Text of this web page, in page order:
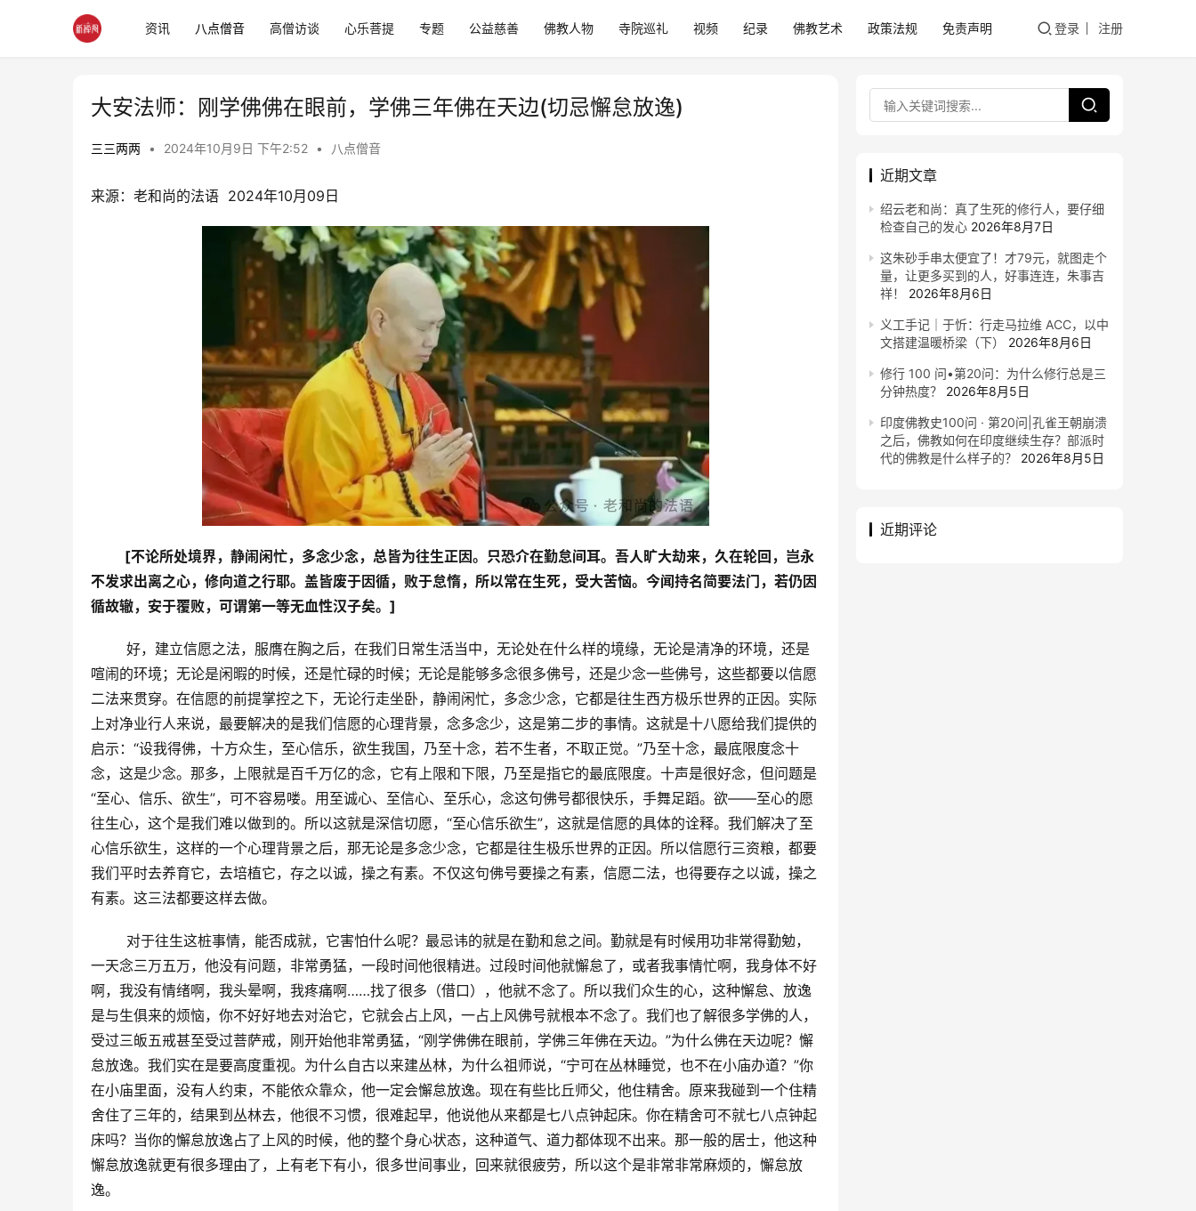
资讯 八点僧音 高僧访谈 心乐菩提 专题 公益慈善 佛教人物 寺院巡礼 视频 纪录 佛教艺术 政策法规 免责声明 登录 注册
大安法师：刚学佛佛在眼前，学佛三年佛在天边(切忌懈怠放逸)
三三两两 • 2024年10月9日 下午2:52 • 八点僧音
来源：老和尚的法语  2024年10月09日
[不论所处境界，静闹闲忙，多念少念，总皆为往生正因。只恐介在勤怠间耳。吾人旷大劫来，久在轮回，岂永
不发求出离之心，修向道之行耶。盖皆废于因循，败于怠惰，所以常在生死，受大苦恼。今闻持名简要法门，若仍因
循故辙，安于覆败，可谓第一等无血性汉子矣。]
好，建立信愿之法，服膺在胸之后，在我们日常生活当中，无论处在什么样的境缘，无论是清净的环境，还是
喧闹的环境；无论是闲暇的时候，还是忙碌的时候；无论是能够多念很多佛号，还是少念一些佛号，这些都要以信愿
二法来贯穿。在信愿的前提掌控之下，无论行走坐卧，静闹闲忙，多念少念，它都是往生西方极乐世界的正因。实际
上对净业行人来说，最要解决的是我们信愿的心理背景，念多念少，这是第二步的事情。这就是十八愿给我们提供的
启示：“设我得佛，十方众生，至心信乐，欲生我国，乃至十念，若不生者，不取正觉。”乃至十念，最底限度念十
念，这是少念。那多，上限就是百千万亿的念，它有上限和下限，乃至是指它的最底限度。十声是很好念，但问题是
“至心、信乐、欲生”，可不容易喽。用至诚心、至信心、至乐心，念这句佛号都很快乐，手舞足蹈。欲——至心的愿
往生心，这个是我们难以做到的。所以这就是深信切愿，“至心信乐欲生”，这就是信愿的具体的诠释。我们解决了至
心信乐欲生，这样的一个心理背景之后，那无论是多念少念，它都是往生极乐世界的正因。所以信愿行三资粮，都要
我们平时去养育它，去培植它，存之以诚，操之有素。不仅这句佛号要操之有素，信愿二法，也得要存之以诚，操之
有素。这三法都要这样去做。
对于往生这桩事情，能否成就，它害怕什么呢？最忌讳的就是在勤和怠之间。勤就是有时候用功非常得勤勉，
一天念三万五万，他没有问题，非常勇猛，一段时间他很精进。过段时间他就懈怠了，或者我事情忙啊，我身体不好
啊，我没有情绪啊，我头晕啊，我疼痛啊……找了很多（借口），他就不念了。所以我们众生的心，这种懈怠、放逸
是与生俱来的烦恼，你不好好地去对治它，它就会占上风，一占上风佛号就根本不念了。我们也了解很多学佛的人，
受过三皈五戒甚至受过菩萨戒，刚开始他非常勇猛，“刚学佛佛在眼前，学佛三年佛在天边。”为什么佛在天边呢？懈
怠放逸。我们实在是要高度重视。为什么自古以来建丛林，为什么祖师说，“宁可在丛林睡觉，也不在小庙办道？”你
在小庙里面，没有人约束，不能依众靠众，他一定会懈怠放逸。现在有些比丘师父，他住精舍。原来我碰到一个住精
舍住了三年的，结果到丛林去，他很不习惯，很难起早，他说他从来都是七八点钟起床。你在精舍可不就七八点钟起
床吗？当你的懈怠放逸占了上风的时候，他的整个身心状态，这种道气、道力都体现不出来。那一般的居士，他这种
懈怠放逸就更有很多理由了，上有老下有小，很多世间事业，回来就很疲劳，所以这个是非常非常麻烦的，懈怠放
逸。
近期文章
绍云老和尚：真了生死的修行人，要仔细
检查自己的发心 2026年8月7日
这朱砂手串太便宜了！才79元，就图走个
量，让更多买到的人，好事连连，朱事吉
祥！
2026年8月6日
义工手记｜于忻：行走马拉维 ACC，以中
文搭建温暖桥梁（下）
2026年8月6日
修行 100 问•第20问：为什么修行总是三
分钟热度？
2026年8月5日
印度佛教史100问 · 第20问|孔雀王朝崩溃
之后，佛教如何在印度继续生存？部派时
代的佛教是什么样子的？
2026年8月5日
近期评论